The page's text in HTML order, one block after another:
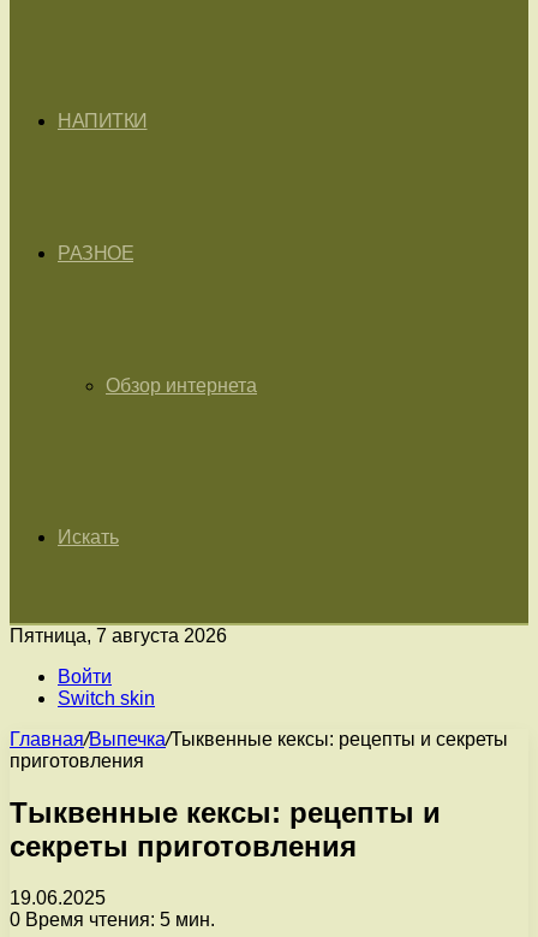
НАПИТКИ
РАЗНОЕ
Обзор интернета
Искать
Пятница, 7 августа 2026
Войти
Switch skin
Главная/Выпечка/Тыквенные кексы: рецепты и секреты
приготовления
Тыквенные кексы: рецепты и
секреты приготовления
19.06.2025
0 Время чтения: 5 мин.